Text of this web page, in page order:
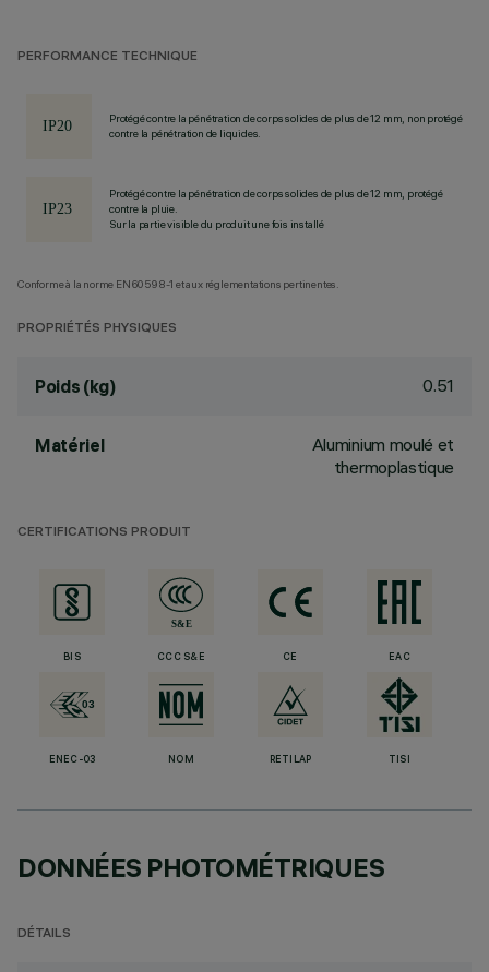
PERFORMANCE TECHNIQUE
Protégé contre la pénétration de corps solides de plus de 12 mm, non protégé
contre la pénétration de liquides.
Protégé contre la pénétration de corps solides de plus de 12 mm, protégé
contre la pluie.
Sur la partie visible du produit une fois installé
Conforme à la norme EN60598-1 et aux réglementations pertinentes.
PROPRIÉTÉS PHYSIQUES
Poids (kg) 0.51
Matériel
Aluminium moulé et
thermoplastique
CERTIFICATIONS PRODUIT
BIS CCC S&E CE EAC
ENEC-03 NOM RETILAP TISI
DONNÉES PHOTOMÉTRIQUES
DÉTAILS